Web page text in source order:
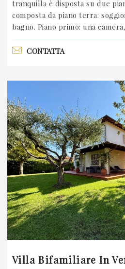
tranquilla è disposta su due
composta da piano terra:
bagno. Piano primo: una
CONTATTA
Villa Bifamiliare In